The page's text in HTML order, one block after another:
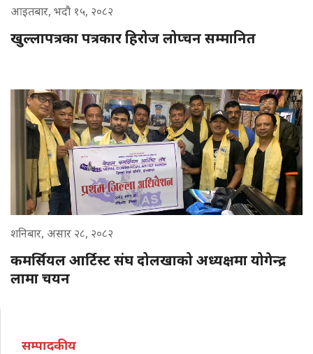
आइतबार, भदौ १५, २०८२
खुल्लापत्रका पत्रकार हिरोज लोप्चन सम्मानित
शनिबार, असार २८, २०८२
कमर्सियल आर्टिस्ट संघ दोलखाको अध्यक्षमा योगेन्द्र
लामा चयन
सम्पादकीय